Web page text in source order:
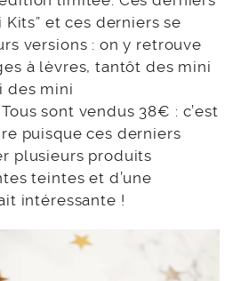
et ces derniers se
versions : on y retrouve
à lèvres, tantôt des mini
des mini
sont vendus 38€ : c’est
puisque ces derniers
plusieurs produits
teintes et d’une
intéressante !